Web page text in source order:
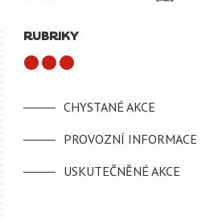
RUBRIKY
CHYSTANÉ AKCE
PROVOZNÍ INFORMACE
USKUTEČNĚNÉ AKCE